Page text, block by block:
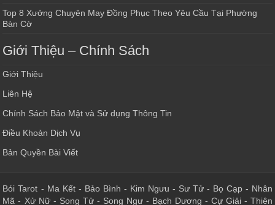
Top 8 Xưởng Chuyên May Đồng Phục Theo Yêu Cầu Tại Phường
Bàn Cờ
Giới Thiệu – Chính Sách
Giới Thiệu
Liên Hệ
Chính Sách Bảo Mật và Sử dụng Thông Tin
Điều Khoản Dịch Vụ
Bản Quyền Bài Viết
Bói Tarot - Ma Kết- Bảo Bình - Kim Ngưu - Sư Tử- Bọ Cạp- Nhân
Mã - Xử Nữ- Song Tử- Song Ngư- Bạch Dương - Cự Giải- Thiên